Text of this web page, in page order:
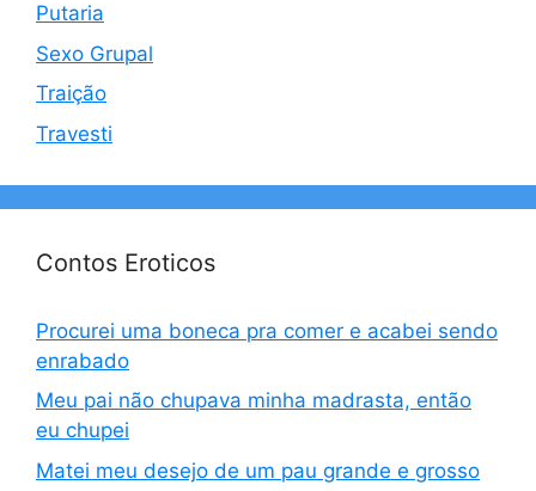
Putaria
Sexo Grupal
Traição
Travesti
Contos Eroticos
Procurei uma boneca pra comer e acabei sendo
enrabado
Meu pai não chupava minha madrasta, então
eu chupei
Matei meu desejo de um pau grande e grosso